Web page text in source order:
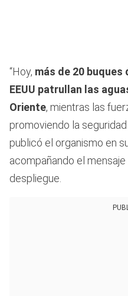
“Hoy, más de 20 buques
EEUU patrullan las
Oriente, mientras las
promoviendo la
publicó el organismo en
acompañando el
despliegue.